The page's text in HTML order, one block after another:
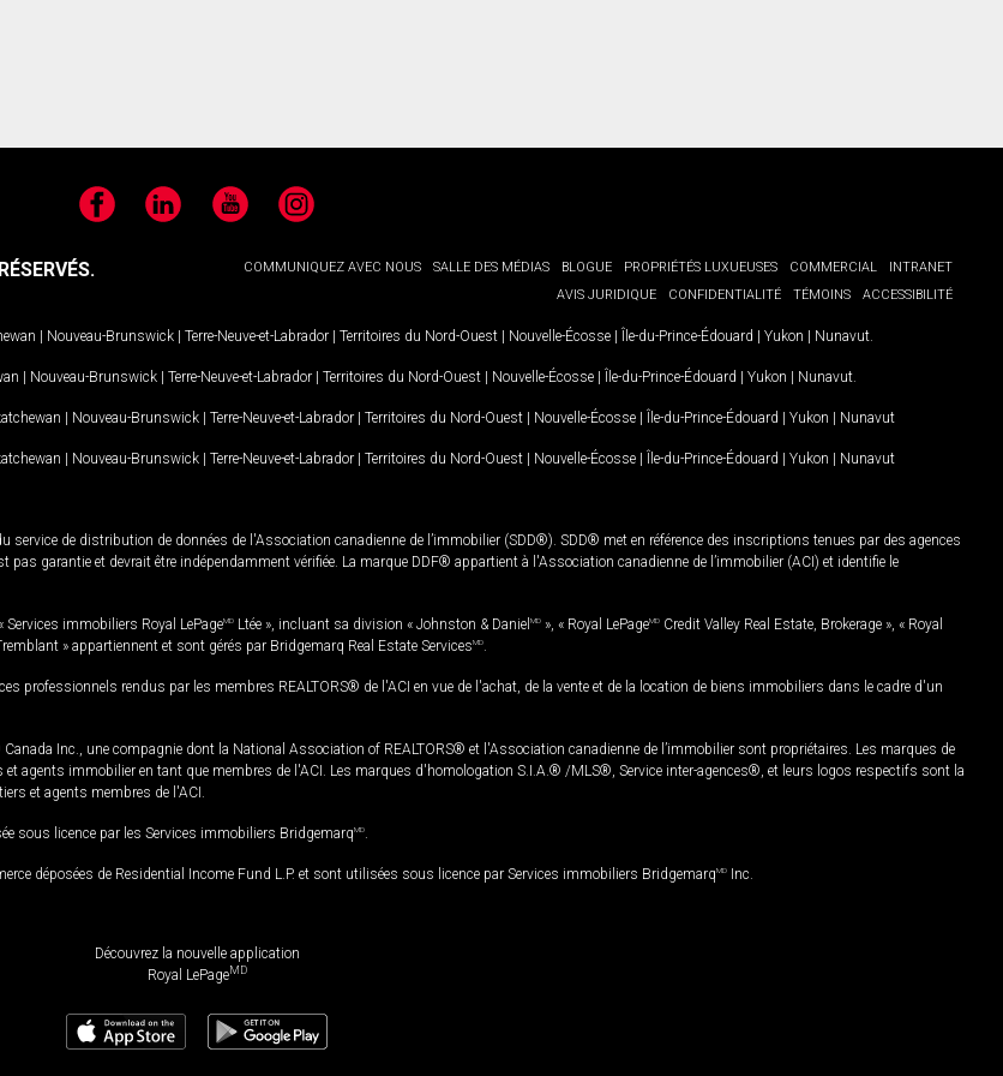
FacebookLinkedIn YouTubeInstagram
COMMUNIQUEZ AVEC NOUS SALLE DES MÉDIAS BLOGUE PROPRIÉTÉS LUXUEUSES COMMERCIAL
INTRANET
AVIS JURIDIQUE
CONFIDENTIALITÉ TÉMOINS ACCESSIBILITÉ
| Nouveau-Brunswick | Terre-Neuve-et-Labrador | Territoires du Nord-Ouest | Nouvelle-Écosse | Île-du-Prince-Édouard | Yukon | Nunavut
| Nouveau-Brunswick | Terre-Neuve-et-Labrador | Territoires du Nord-Ouest | Nouvelle-Écosse | Île-du-Prince-Édouard | Yukon | Nunavut
| Nouveau-Brunswick | Terre-Neuve-et-Labrador | Territoires du Nord-Ouest | Nouvelle-Écosse | Île-du-Prince-Édouard | Yukon | Nunavut
| Nouveau-Brunswick | Terre-Neuve-et-Labrador | Territoires du Nord-Ouest | Nouvelle-Écosse | Île-du-Prince-Édouard | Yukon | Nunavut
service de distribution de données de l'Association canadienne de l’immobilier (SDD®). SDD® met en référence des inscriptions tenues par des agences
garantie et devrait être indépendamment vérifiée. La marque DDF® appartient à l'Association canadienne de l’immobilier (ACI) et identifie le
immobiliers Royal LePageMD Ltée », incluant sa division « Johnston & Daniel MD », « Royal LePageMD Credit Valley Real Estate, Brokerage », « Royal
» appartiennent et sont gérés par Bridgemarq Real Estate ServicesMD
professionnels rendus par les membres REALTORS® de l'ACI en vue de l'achat, de la vente et de la location de biens immobiliers dans le cadre d'un
Inc., une compagnie dont la National Association of REALTORS® et l'Association canadienne de l’immobilier sont propriétaires. Les marques de
agents immobilier en tant que membres de l'ACI. Les marques d'homologation S.I.A.® /MLS®, Service inter-agences®, et leurs logos respectifs sont la
et agents membres de l'ACI.
sous licence par les Services immobiliers BridgemarqMD
déposées de Residential Income Fund L.P. et sont utilisées sous licence par Services immobiliers BridgemarqMD Inc.
Découvrez la nouvelle application
Royal LePageMD